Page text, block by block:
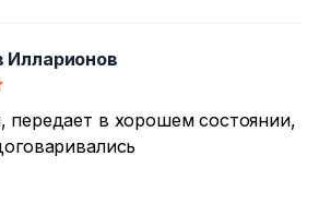
Илларионов
передает в хорошем состоянии,